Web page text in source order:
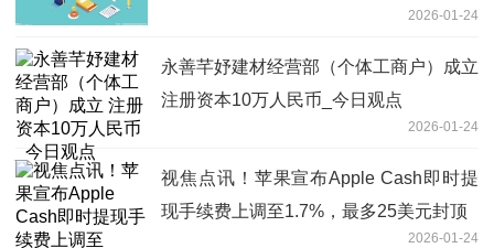
2026-01-24
永善芊妤建材经营部（个体工商户）成立
注册资本10万人民币_今日观点
2026-01-24
视焦点讯！苹果宣布Apple Cash即时提
现手续费上调至1.7%，最多25美元封顶
2026-01-24